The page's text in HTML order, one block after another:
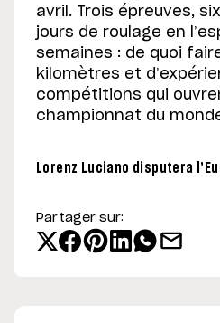
avril. Trois épreuves,
jours de roulage en
semaines : de quoi
kilomètres et
compétitions qui
championnat du
Lorenz Luciano disputera
Partager sur: